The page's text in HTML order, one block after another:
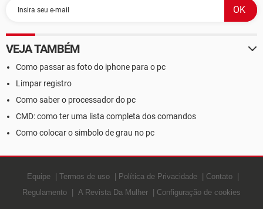
VEJA TAMBÉM
Como passar as foto do iphone para o pc
Limpar registro
Como saber o processador do pc
CMD: como ter uma lista completa dos comandos
Como colocar o simbolo de grau no pc
Equipe Termos de uso Política de Privacidade
Contato
Regulamento
A Revista Da Mulher Configuração de cookies